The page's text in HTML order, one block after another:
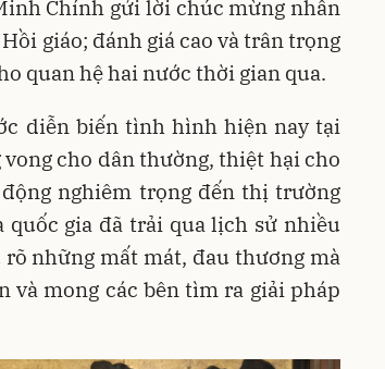
Chính gửi lời chúc mừng nhân
giáo; đánh giá cao và trân trọng
quan hệ hai nước thời gian qua.
diễn biến tình hình hiện nay tại
cho dân thường, thiệt hại cho
nghiêm trọng đến thị trường
quốc gia đã trải qua lịch sử nhiều
những mất mát, đau thương mà
và mong các bên tìm ra giải pháp